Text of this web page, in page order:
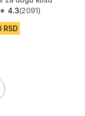
4.3
zvezdica from 2091
(2091)
RSD